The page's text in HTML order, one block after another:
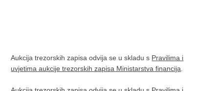
Aukcija trezorskih zapisa odvija se u skladu s Pravilima i
uvjetima aukcije trezorskih zapisa Ministarstva financija